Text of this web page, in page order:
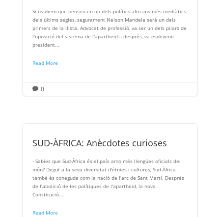
Si us diem que penseu en un dels polítics africans més mediàtics
dels últims segles, segurament Nelson Mandela serà un dels
primers de la llista. Advocat de professió, va ser un dels pilars de
l'oposició del sistema de l'apartheid i, després, va esdevenir
president...
Read More
 0
SUD-ÀFRICA: Anècdotes curioses
- Sabies que Sud-Àfrica és el país amb més llengües oficials del
món? Degut a la seva diversitat d'ètnies i cultures, Sud-Àfrica
també és coneguda com la nació de l'arc de Sant Martí. Després
de l'abolició de les polítiques de l'apartheid, la nova
Constitució...
Read More